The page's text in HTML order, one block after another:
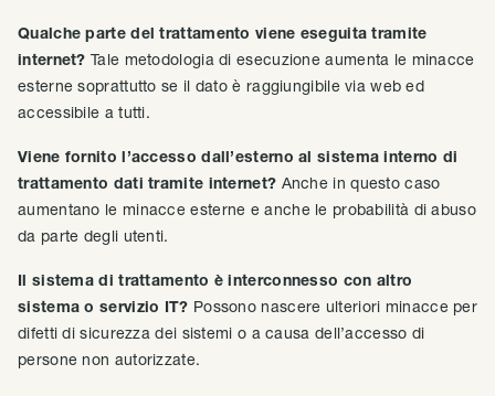
Qualche parte del trattamento viene eseguita tramite
internet? Tale metodologia di esecuzione aumenta le minacce
esterne soprattutto se il dato è raggiungibile via web ed
accessibile a tutti.
Viene fornito l’accesso dall’esterno al sistema interno di
trattamento dati tramite internet? Anche in questo caso
aumentano le minacce esterne e anche le probabilità di abuso
da parte degli utenti.
Il sistema di trattamento è interconnesso con altro
sistema o servizio IT? Possono nascere ulteriori minacce per
difetti di sicurezza dei sistemi o a causa dell’accesso di
persone non autorizzate.